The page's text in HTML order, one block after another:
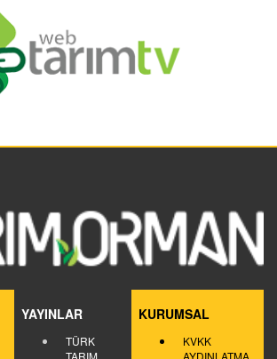
YAYINLAR
TÜRK
TARIM
KURUMSAL
KVKK
AYDINLATMA